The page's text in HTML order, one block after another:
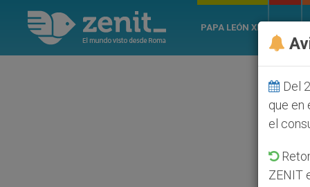
PAPA LEÓN XIV
Del
que en
el
ZENIT